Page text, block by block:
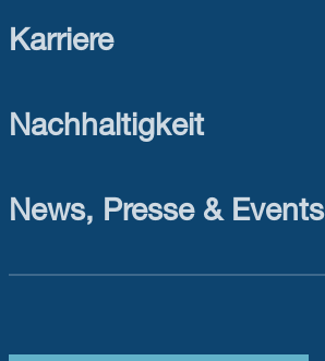
Karriere
Nachhaltigkeit
News, Presse & Events